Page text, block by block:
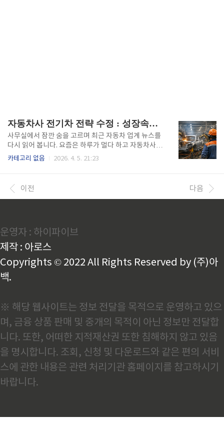
자동차사 전기차 전략 수정 : 성장속도, 포트폴리오, 철강수요
사무실에서 잠깐 숨을 고르며 최근 자동차 업계 뉴스를
다시 읽어 봅니다. 요즘은 하루가 멀다 하고 자동차사에
서 전략 수정 이야기가 나옵니다. 특히 Stellantis, Ho
맞물려서 자동차사들의 전략이 변화되는 것을 알 수 있
습니다.저희 회사는 자동차용 강판 생산 제철소로 잘 알
최근 Stellantis는 2030년 100% 전기차 목표를 철회
했고, Honda 역시 전동화 전략 재검토와 함께 손실을
반영..
카테고리 없음 2026. 4. 5. 21:23
이전 다음
운영자 : 하이파이브
제작 : 아로스
Copyrights © 2022 All Rights Reserved by (주)아
백.
※ 해당 웹사이트는 정보 전달을 목적으로 운영하고 있으
며, 금융 상품 판매 및 중개의 목적이 아닌 정보만 전달합
니다. 또한, 어떠한 지적재산권 또한 침해하지 않고 있음
을 명시합니다. 조회, 신청 및 다운로드와 같은 편의 서비
스에 관한 내용은 관련 처리기관 홈페이지를 참고하시기
바랍니다.